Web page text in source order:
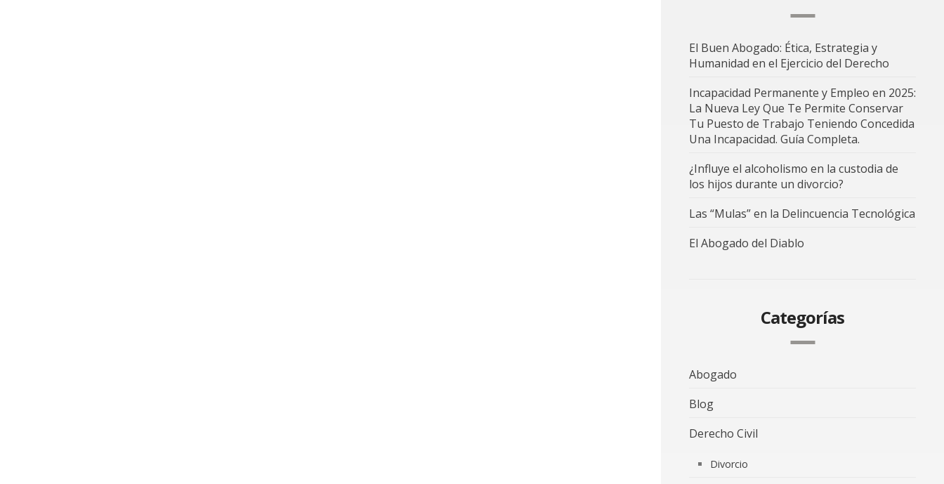
El Buen Abogado: Ética, Estrategia y
Humanidad en el Ejercicio del Derecho
Incapacidad Permanente y Empleo en 2025:
La Nueva Ley Que Te Permite Conservar
Tu Puesto de Trabajo Teniendo Concedida
Una Incapacidad. Guía Completa.
¿Influye el alcoholismo en la custodia de
los hijos durante un divorcio?
Las “Mulas” en la Delincuencia Tecnológica
El Abogado del Diablo
Categorías
Abogado
Blog
Derecho Civil
Divorcio